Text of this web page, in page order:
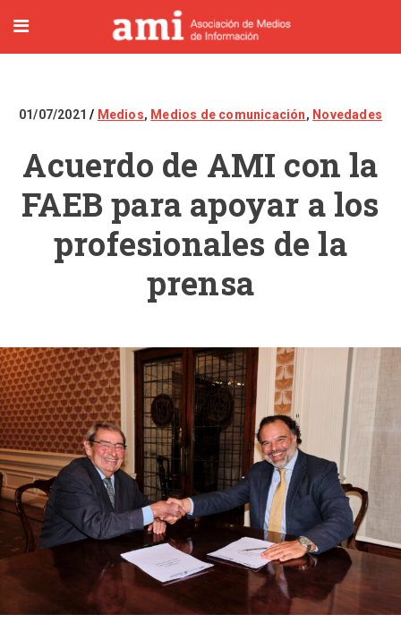
01/07/2021 Medios, Medios de comunicación, Novedades
Acuerdo de AMI con la
FAEB para apoyar a los
profesionales de la
prensa